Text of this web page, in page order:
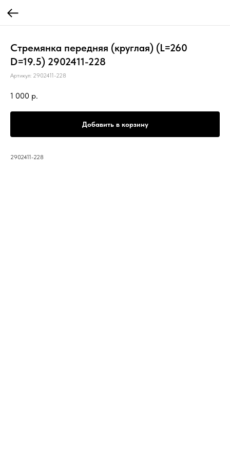
Стремянка передняя (круглая) (L=260
D=19.5) 2902411-228
Артикул: 2902411-228
1 000 р.
Добавить в корзину
2902411-228